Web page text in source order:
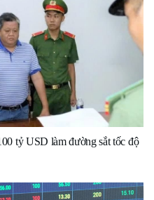
tỷ USD làm đường sắt tốc độ